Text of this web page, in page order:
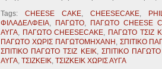
Tags: CHEESE CAKE, CHEESECAKE,
ΦΙΛΑΔΕΛΦΕΙΑ, ΠΑΓΩΤΟ, ΠΑΓΩΤΟ CHEESE
ΑΥΓΑ, ΠΑΓΩΤΟ CHEESECAKE, ΠΑΓΩΤΟ ΤΣΙΖ
ΠΑΓΩΤΟ ΧΩΡΙΣ ΠΑΓΩΤΟΜΗΧΑΝΗ , ΣΠΙΤΙΚΟ
ΣΠΙΤΙΚΟ ΠΑΓΩΤΟ ΤΣΙΖ ΚΕΙΚ, ΣΠΙΤΙΚΟ ΠΑΓΩΤΟ
ΑΥΓΑ, ΤΣΙΖΚΕΙΚ, ΤΣΙΖΚΕΙΚ ΧΩΡΙΣ ΑΥΓΑ